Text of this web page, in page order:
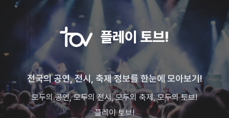
플레이 토브!
전국의 공연, 전시, 축제 정보를 한눈에 모아보기!
모두의 공연, 모두의 전시, 모두의 축제, 모두의 토브!
플레이 토브!